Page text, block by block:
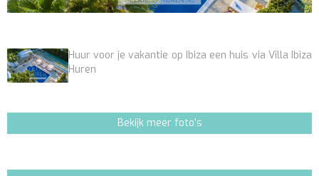
Huur voor je vakantie op Ibiza een huis via Villa Ibiza
Huren
Bekijk meer foto's